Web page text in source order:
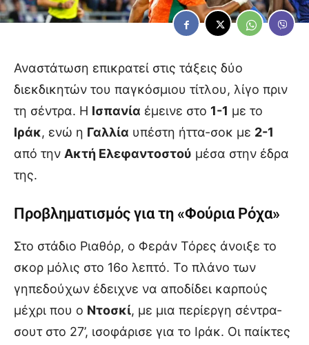
Αναστάτωση επικρατεί στις τάξεις δύο
διεκδικητών του παγκόσμιου τίτλου, λίγο πριν
τη σέντρα. Η Ισπανία έμεινε στο 1-1 με το
Ιράκ, ενώ η Γαλλία υπέστη ήττα-σοκ με 2-1
από την Ακτή Ελεφαντοστού μέσα στην έδρα
της.
Προβληματισμός για τη «Φούρια Ρόχα»
Στο στάδιο Ριαθόρ, ο Φεράν Τόρες άνοιξε το
σκορ μόλις στο 16ο λεπτό. Το πλάνο των
γηπεδούχων έδειχνε να αποδίδει καρπούς
μέχρι που ο Ντοσκί, με μια περίεργη σέντρα-
σουτ στο 27’, ισοφάρισε για το Ιράκ. Οι παίκτες